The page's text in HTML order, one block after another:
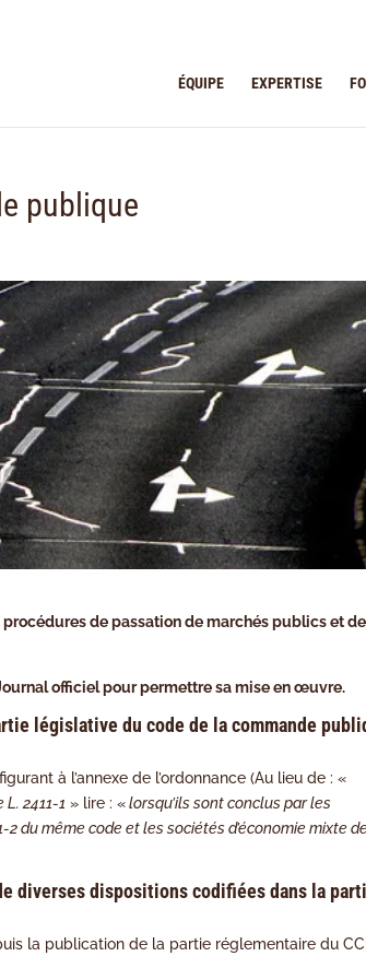
ÉQUIPE EXPERTISE
publique
de passation de marchés publics et de
officiel pour permettre sa mise en œuvre.
législative du code de la commande
à l’annexe de l’ordonnance (Au lieu de : «
2411-1 » lire : «lorsqu’ils sont conclus par les
du même code et les sociétés d’économie mixte
diverses dispositions codifiées dans la
la publication de la partie réglementaire du